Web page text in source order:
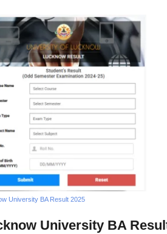
University BA Result 2025
University BA